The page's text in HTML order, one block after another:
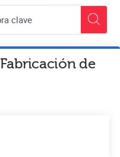
Fabricación de